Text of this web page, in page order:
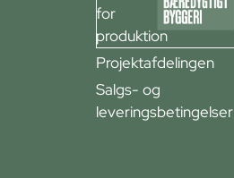
for
produktion
Projektafdelingen
Salgs- og
leveringsbetingelser